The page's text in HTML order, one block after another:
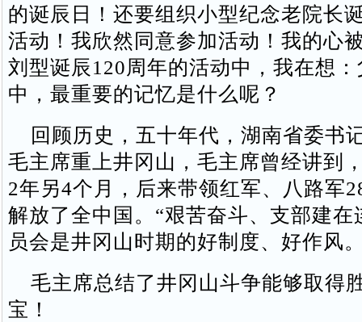
的诞辰日！还要组织小型纪念老院长
活动！我欣然同意参加活动！我的心
刘型诞辰120周年的活动中，我在想
中，最重要的记忆是什么呢？
回顾历史，五十年代，湖南省委书
毛主席重上井冈山，毛主席曾经讲到
2年另4个月，后来带领红军、八路军
解放了全中国。“艰苦奋斗、支部建在
员会是井冈山时期的好制度、好作风
毛主席总结了井冈山斗争能够取得
宝！